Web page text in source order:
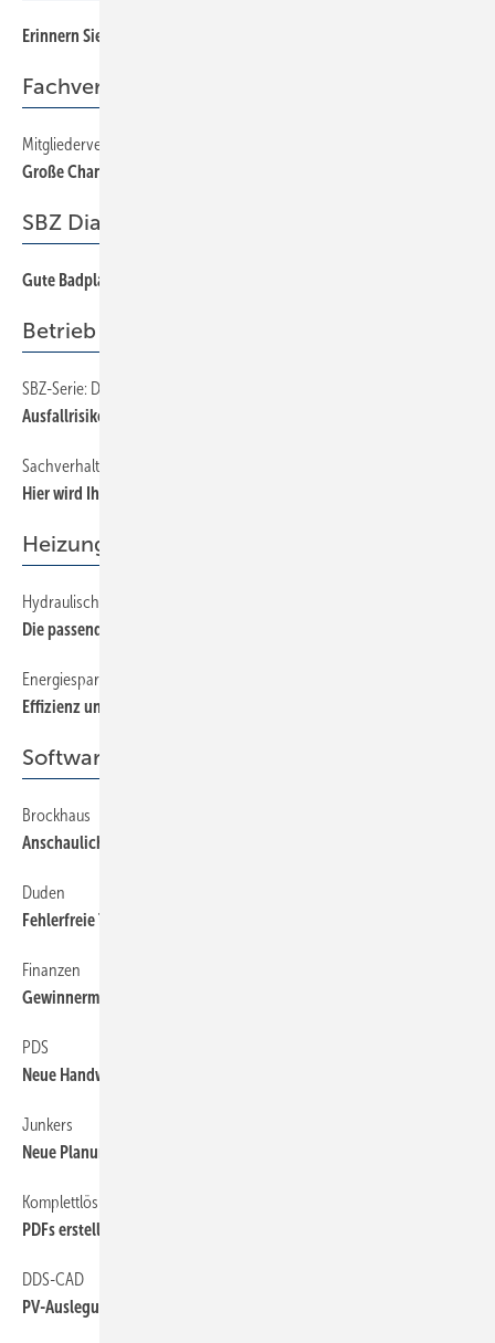
Erinnern Sie sich an das Dreikaiserjahr?
Fachverbände
Mitgliederversammlung
Große Chancen und Herausforderungen
SBZ Dialog
Gute Badplanung — gewusst wie!
Betrieb + Organisation
SBZ-Serie: Das aktuelle Problem
Ausfallrisiko durch Abschlagszahlungen vermeiden
Sachverhalt — Urteil — Praxistipp
Hier wird Ihnen geholfen!
Heizung
Hydraulischer Anlagenaufbau
Die passende Schaltung
Energiesparende Funk-Einzelraumregelung
Effizienz und Komfort steigern
Software + Kommunikation
Brockhaus
Anschauliches Wissen
Duden
Fehlerfreie Texte
Finanzen
Gewinnermittlung und Buchführung
PDS
Neue Handwerkersoftware-Generation
Junkers
Neue Planungssoftware
Komplettlösung
PDFs erstellen und verwalten
DDS-CAD
PV-Auslegung direkt aus CAD